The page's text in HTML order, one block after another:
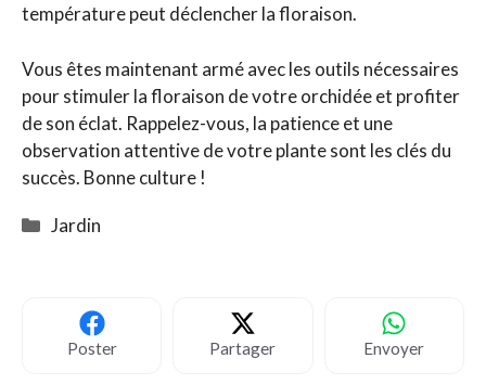
température peut déclencher la floraison.
Vous êtes maintenant armé avec les outils nécessaires
pour stimuler la floraison de votre orchidée et profiter
de son éclat. Rappelez-vous, la patience et une
observation attentive de votre plante sont les clés du
succès. Bonne culture !
Catégories
Jardin
Poster Partager Envoyer